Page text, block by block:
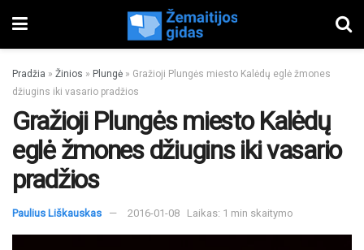
Pradžia » Žinios » Plungė » Gražioji Plungės miesto Kalėdų eglė žmones
džiugins iki vasario pradžios
Gražioji Plungės miesto Kalėdų
eglė žmones džiugins iki vasario
pradžios
Paulius Liškauskas 2016-01-08 Laikas: 1 min skaitymo